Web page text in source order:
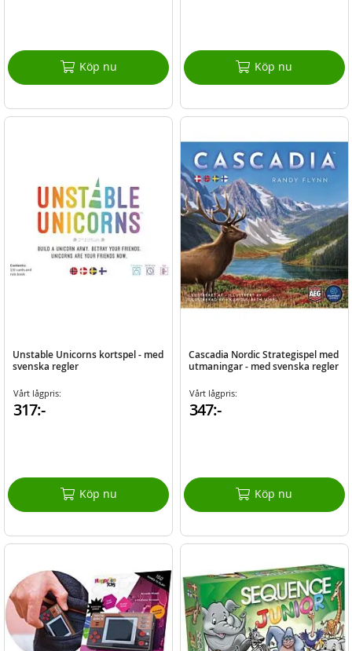
Köp nu Köp nu
Unstable Unicorns kortspel - med
svenska regler
Vårt lågpris:
317:-
Köp nu
Cascadia Nordic Strategispel med
utmaningar - med svenska regler
Vårt lågpris:
347:-
Köp nu